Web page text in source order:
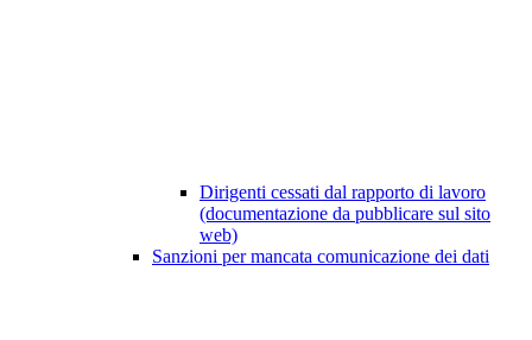
Dirigenti cessati dal rapporto di lavoro
(documentazione da pubblicare sul sito
web)
Sanzioni per mancata comunicazione dei dati